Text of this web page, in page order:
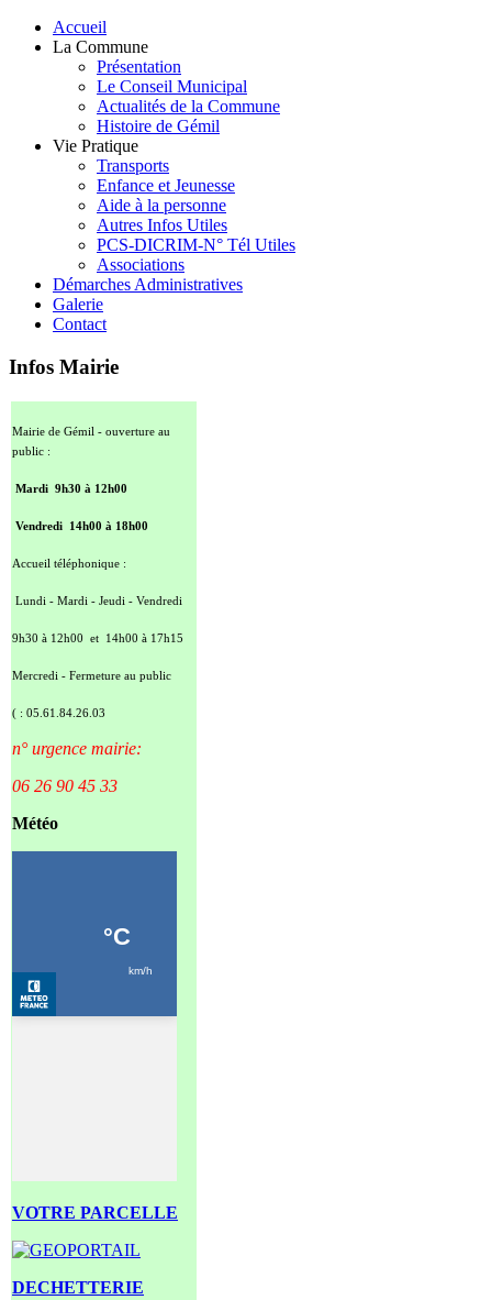
Accueil
La Commune
Présentation
Le Conseil Municipal
Actualités de la Commune
Histoire de Gémil
Vie Pratique
Transports
Enfance et Jeunesse
Aide à la personne
Autres Infos Utiles
PCS-DICRIM-N° Tél Utiles
Associations
Démarches Administratives
Galerie
Contact
Infos Mairie
Mairie de Gémil - ouverture au
public :
Mardi 9h30 à 12h00
Vendredi 14h00 à 18h00
Accueil téléphonique :
Lundi - Mardi - Jeudi - Vendredi
9h30 à 12h00 et 14h00 à 17h15
Mercredi - Fermeture au public
( : 05.61.84.26.03
n° urgence mairie:
06 26 90 45 33
Météo
VOTRE PARCELLE
DECHETTERIE